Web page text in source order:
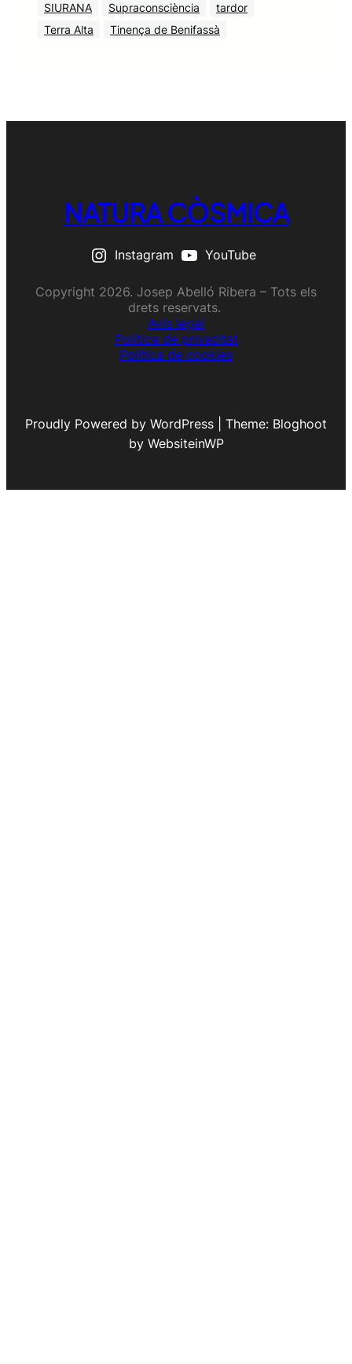
SIURANA Supraconsciència
tardor
Terra Alta
Tinença de Benifassà
NATURA CÒSMICA
Instagram YouTube
Copyright 2026. Josep Abelló Ribera – Tots els
drets reservats.
Avís legal
Política de privacitat
Política de cookies
Proudly Powered by WordPress | Theme: Bloghoot
by WebsiteinWP